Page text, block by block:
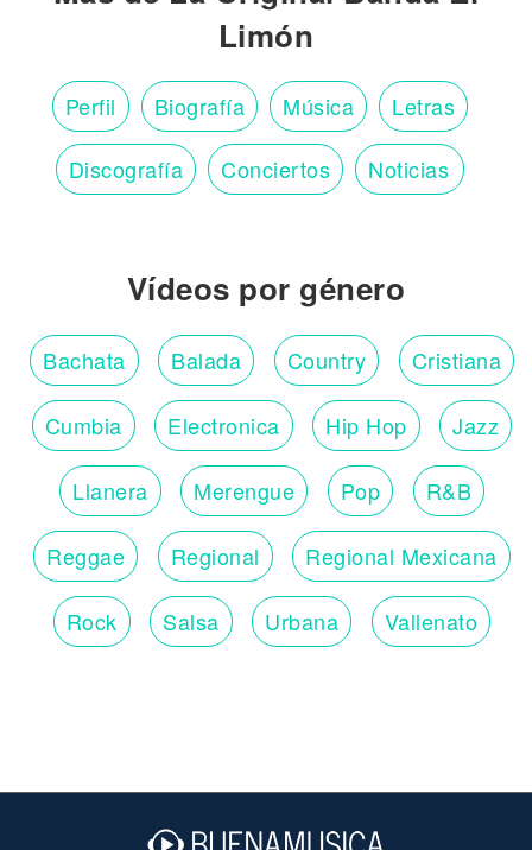
Limón
Perfil Biografía Música Letras
Discografía Conciertos Noticias
Vídeos por género
Bachata Balada Country Cristiana
Cumbia Electronica Hip Hop Jazz
Llanera Merengue Pop R&B
Reggae Regional Regional Mexicana
Rock Salsa Urbana Vallenato